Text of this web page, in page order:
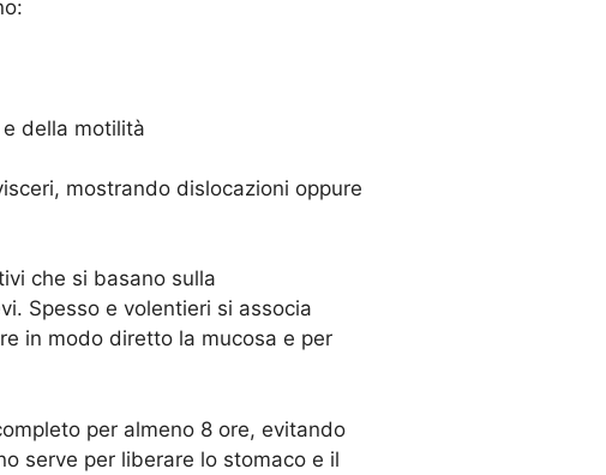
della motilità
mostrando dislocazioni oppure
che si basano sulla
Spesso e volentieri si associa
in modo diretto la mucosa e per
per almeno 8 ore, evitando
serve per liberare lo stomaco e il